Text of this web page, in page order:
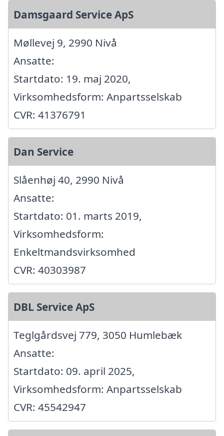
Damsgaard Service ApS
Møllevej 9, 2990 Nivå
Ansatte:
Startdato: 19. maj 2020,
Virksomhedsform: Anpartsselskab
CVR: 41376791
Dan Service
Slåenhøj 40, 2990 Nivå
Ansatte:
Startdato: 01. marts 2019,
Virksomhedsform:
Enkeltmandsvirksomhed
CVR: 40303987
DBL Service ApS
Teglgårdsvej 779, 3050 Humlebæk
Ansatte:
Startdato: 09. april 2025,
Virksomhedsform: Anpartsselskab
CVR: 45542947